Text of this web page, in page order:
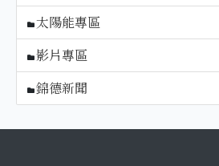
太陽能專區
影片專區
錦德新聞